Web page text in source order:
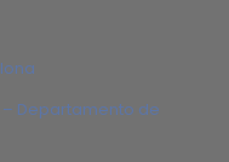
Departamento de